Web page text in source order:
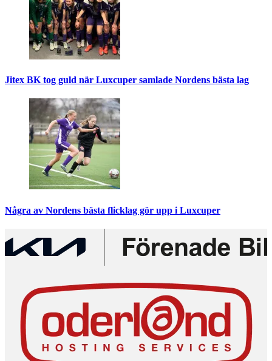
Jitex BK tog guld när Luxcuper samlade Nordens bästa lag
Några av Nordens bästa flicklag gör upp i Luxcuper